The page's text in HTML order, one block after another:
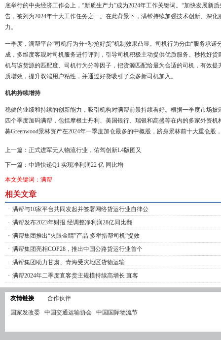
底举行的中央经济工作会上，“新质生产力”成为2024年工作关键词。“加快发展新
告，被列为2024年十大工作任务之一。在此背景下，满帮持续加强技术创新、深
力。
一季度，满帮平台“司机行为分+秒抢好货”机制效果凸显。司机行为分由“服务承诺
成，多维度客观对司机服务进行评判，引导司机积极主动提供优质服务。秒抢好
机与该货源的匹配度、司机行为分等因子，把货源匹配给最为合适的司机，有效
质增效，提升双端用户粘性，并通过好货吸引了众多新司机加入。
机构持续增持
稳健的业绩和持续的创新能力，吸引机构对满帮前景持续看好。根据一季度市场披
四个季度加码满帮，包括摩根士丹利、美国银行、瑞银和高盛等在内的多家外资
募Greenwood景林资产在2024年一季度加仓最多的中概股，跻身景林前十大重仓股
上一篇： 正式进军无人物流行业，佑驾创新L4版图又
下一篇： 中通快递Q1 实现净利润22 亿 同比增
本文关键词：满帮
相关文章
· 满帮与10家平台共同发起并签署网络货运行业自律公
· 满帮发布2023年财报 经调整净利润28亿同比翻
· 满帮集团推出“火眼金睛”产品 多举措帮司机“提效
· 满帮集团亮相COP28，推出中国公路货运行业首个
· 满帮集团助力甘肃、青海受灾地区货物运输
· 满帮2024年二季度直客货主规模持续高增长 直客
友情链接 合作伙伴
国家发改委 中国交通运输协会 中国国际物流节